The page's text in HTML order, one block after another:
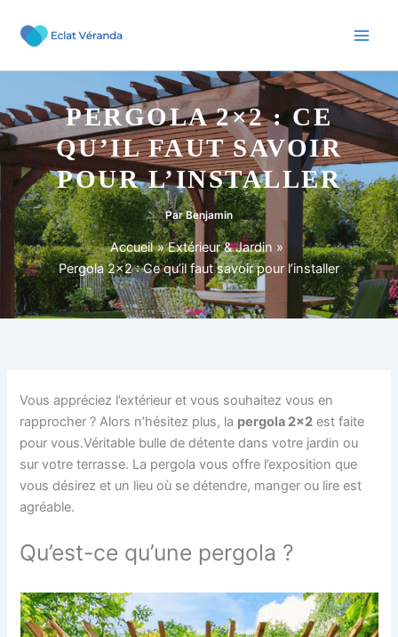
contenu
PERGOLA 2×2 : CE
QU’IL FAUT SAVOIR
POUR L’INSTALLER
ParBenjamin
Accueil
Extérieur & Jardin
Pergola 2×2 : Ce qu’il faut savoir pour l’installer
Vous appréciez l’extérieur et vous souhaitez vous en
rapprocher ? Alors n’hésitez plus, la pergola 2×2 est faite
pour vous.Véritable bulle de détente dans votre jardin ou
sur votre terrasse. La pergola vous offre l’exposition que
vous désirez et un lieu où se détendre, manger ou lire est
agréable.
Qu’est-ce qu’une pergola ?